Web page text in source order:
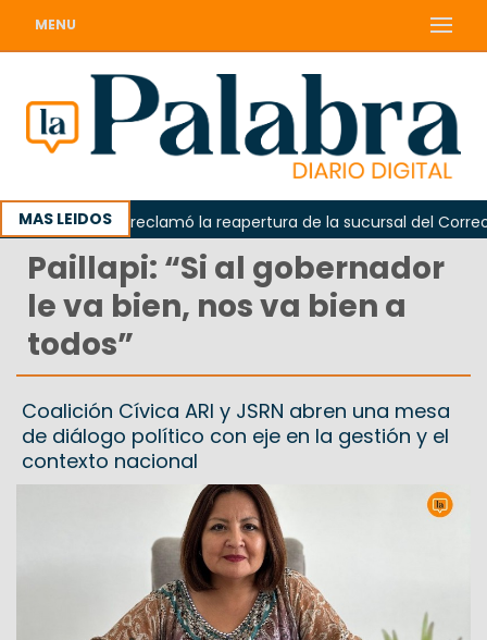
MENU
MAS LEIDOS
Odarda reclamó la reapertura de la sucursal del Correo
Paillapi: “Si al gobernador
le va bien, nos va bien a
todos”
Coalición Cívica ARI y JSRN abren una mesa
de diálogo político con eje en la gestión y el
contexto nacional